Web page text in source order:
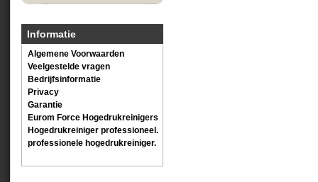
Informatie
Algemene Voorwaarden
Veelgestelde vragen
Bedrijfsinformatie
Privacy
Garantie
Eurom Force Hogedrukreinigers
Hogedrukreiniger professioneel.
professionele hogedrukreiniger.